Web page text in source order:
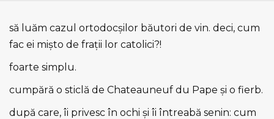
să luăm cazul ortodocşilor băutori de vin. deci, cum
fac ei mişto de frații lor catolici?!
foarte simplu.
cumpără o sticlă de Chateauneuf du Pape şi o fierb.
după care, îi privesc în ochi şi îi întreabă senin: cum